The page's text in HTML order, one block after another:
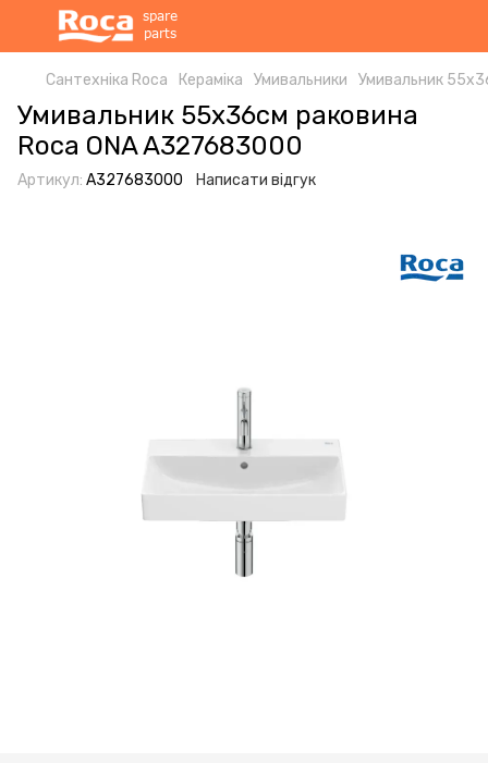
Сантехніка Roca Кераміка Умивальники Умивальник
Умивальник 55x36см раковина
Roca ONA A327683000
Артикул: A327683000 Написати відгук